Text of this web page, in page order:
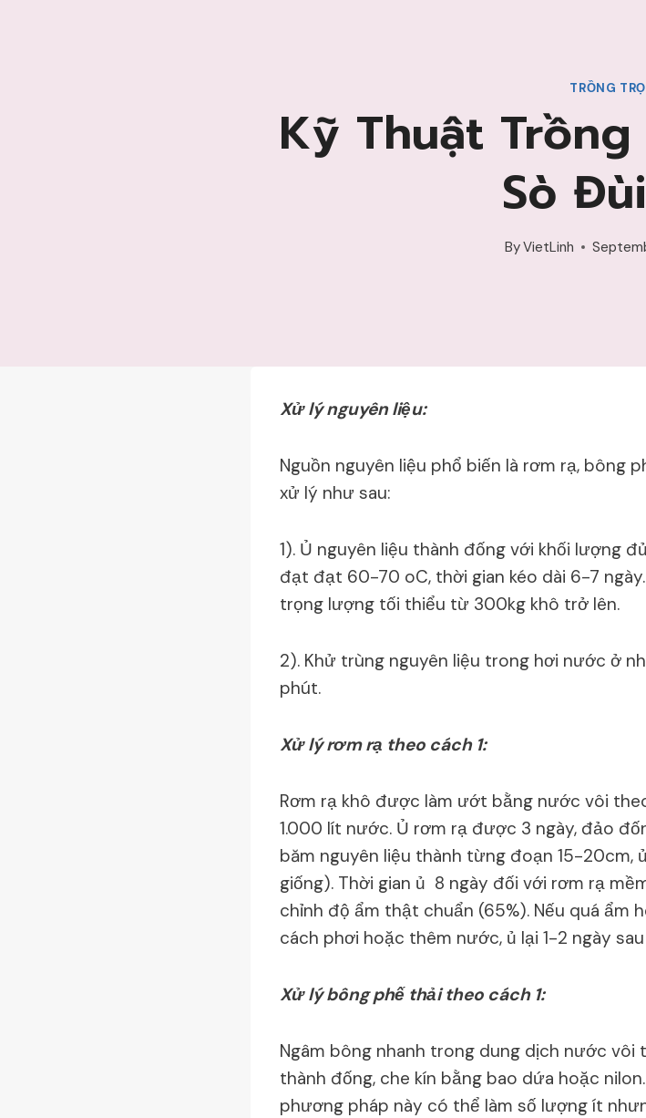
TRỒNG
Kỹ Thuật Trồng
Sò
ByVietLinh
Xử lý nguyên liệu:
Nguồn nguyên liệu phổ biến là rơm rạ, bông
xử lý như sau:
1). Ủ nguyên liệu thành đống với khối lượng
đạt đạt 60-70 oC, thời gian kéo dài 6-7
trọng lượng tối thiểu từ 300kg khô trở lên.
2). Khử trùng nguyên liệu trong hơi nước ở
phút.
Xử lý rơm rạ theo cách 1:
Rơm rạ khô được làm ướt bằng nước vôi
1.000 lít nước. Ủ rơm rạ được 3 ngày, đảo
băm nguyên liệu thành từng đoạn 15-
giống). Thời gian ủ 8 ngày đối với rơm rạ
chỉnh độ ẩm thật chuẩn (65%). Nếu quá ẩm
cách phơi hoặc thêm nước, ủ lại 1-2 ngày
Xử lý bông phế thải theo cách 1:
Ngâm bông nhanh trong dung dịch nước vôi
thành đống, che kín bằng bao dứa hoặc
phương pháp này có thể làm số lượng ít